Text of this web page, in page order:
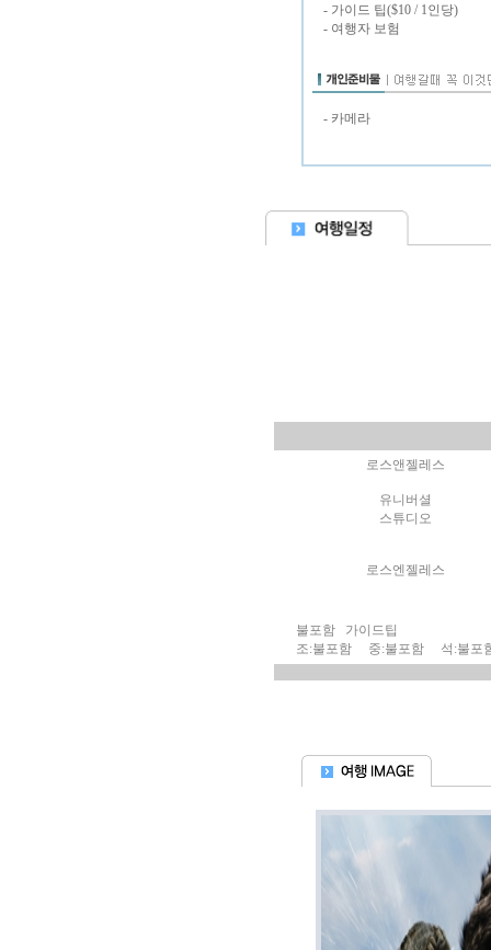
- 가이드 팁($10 / 1인당)
- 여행자 보험
- 카메라
로스앤젤레스
유니버셜
스튜디오
로스엔젤레스
불포함 가이드팁
조:불포함 중:불포함 석:불포